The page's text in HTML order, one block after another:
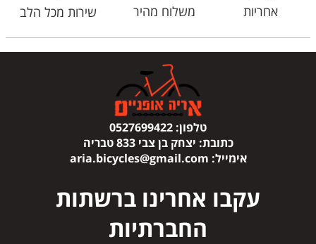
אחריות משלוח מהיר שירות מכל הלב
טלפון: 0527699422
כתובת: יצחק בן צבי 833 טבריה
אימייל: aria.bicycles@gmail.com
עקבו אחרינו ברשתות
החברתיות